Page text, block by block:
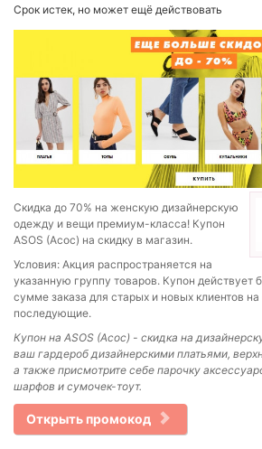
Срок истек, но может ещё действовать
Скидка до 70% на женскую дизайнерскую
одежду и вещи премиум-класса! Купон
ASOS (Асос) на скидку в магазин.
Условия: Акция распространяется на
указанную группу товаров. Купон действует
сумме заказа для старых и новых клиентов
последующие.
Купон на ASOS (Асос) - скидка на
ваш гардероб дизайнерскими платьями,
а также присмотрите себе парочку
шарфов и сумочек-тоут.
Открыть промокод